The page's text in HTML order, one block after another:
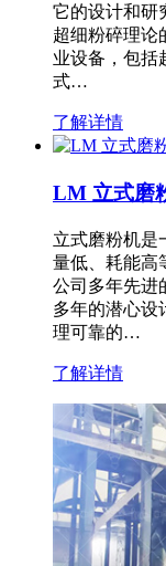
它的设计和研
超细粉碎理论
业设备，包括
式…
了解详情
LM 立式磨
立式磨粉机是
量低、耗能高
公司多年先进
多年的潜心设
理可靠的…
了解详情